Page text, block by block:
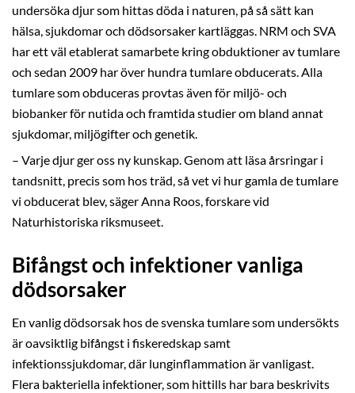
undersöka djur som hittas döda i naturen, på så sätt kan
hälsa, sjukdomar och dödsorsaker kartläggas. NRM och SVA
har ett väl etablerat samarbete kring obduktioner av tumlare
och sedan 2009 har över hundra tumlare obducerats. Alla
tumlare som obduceras provtas även för miljö- och
biobanker för nutida och framtida studier om bland annat
sjukdomar, miljögifter och genetik.
– Varje djur ger oss ny kunskap. Genom att läsa årsringar i
tandsnitt, precis som hos träd, så vet vi hur gamla de tumlare
vi obducerat blev, säger Anna Roos, forskare vid
Naturhistoriska riksmuseet.
Bifångst och infektioner vanliga
dödsorsaker
En vanlig dödsorsak hos de svenska tumlare som undersökts
är oavsiktlig bifångst i fiskeredskap samt
infektionssjukdomar, där lunginflammation är vanligast.
Flera bakteriella infektioner, som hittills har bara beskrivits